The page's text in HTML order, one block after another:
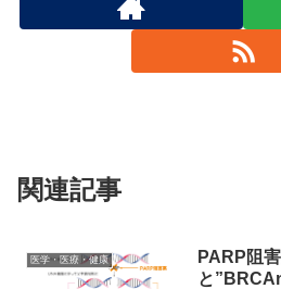
関連記事
医学・医療・健康
PARP阻
と